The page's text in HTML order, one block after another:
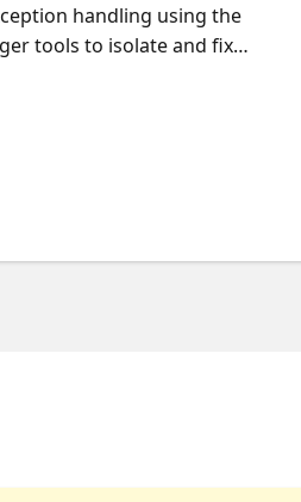
handling using the
tools to isolate and fix